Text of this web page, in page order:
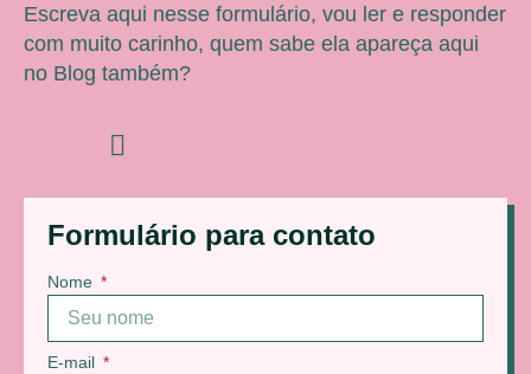
Formulário para contato
Nome
E-mail
Escreva aqui nesse formulário, vou ler e responder
com muito carinho, quem sabe ela apareça aqui
no Blog também?